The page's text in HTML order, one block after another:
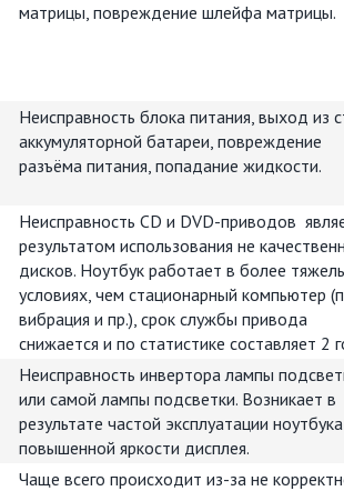
матрицы, повреждение шлейфа матрицы.
Неисправность блока питания, выход из
аккумуляторной батареи, повреждение
разъёма питания, попадание жидкости.
Неисправность CD и DVD-приводов
результатом использования не
дисков. Ноутбук работает в более
условиях, чем стационарный компьютер
вибрация и пр.), срок службы привода
снижается и по статистике составляет 2
Неисправность инвертора лампы
или самой лампы подсветки. Возникает в
результате частой эксплуатации
повышенной яркости дисплея.
Чаще всего происходит из-за не